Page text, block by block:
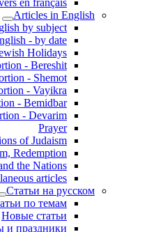
en français
Articles in English
by subject
- by date
Holidays
- Bereshit
- Shemot
- Vayikra
- Bemidbar
- Devarim
Prayer
of Judaism
Redemption
the Nations
articles
Статьи на русском
по темам
Новые статьи
и праздники